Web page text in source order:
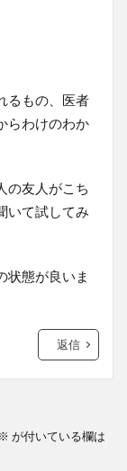
るもの、医者
らわけのわか
の友人がこち
いて試してみ
状態が良いま
返信
※ が付いている欄は